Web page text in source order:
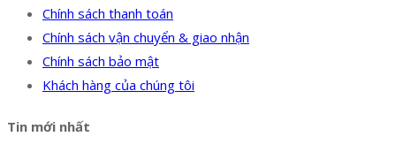
Chính sách thanh toán
Chính sách vận chuyển & giao nhận
Chính sách bảo mật
Khách hàng của chúng tôi
Tin mới nhất